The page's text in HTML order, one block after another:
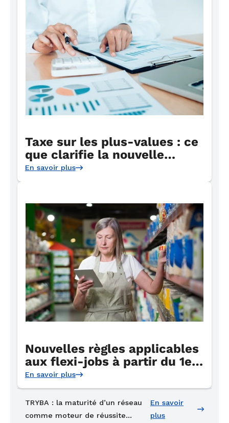
Taxe sur les plus-values : ce
que clarifie la nouvelle
circulaire
En savoir plus
Nouvelles règles applicables
aux flexi-jobs à partir du 1er
juillet 2026
En savoir plus
TRYBA : la maturité d’un réseau
comme moteur de réussite
En savoir
plus